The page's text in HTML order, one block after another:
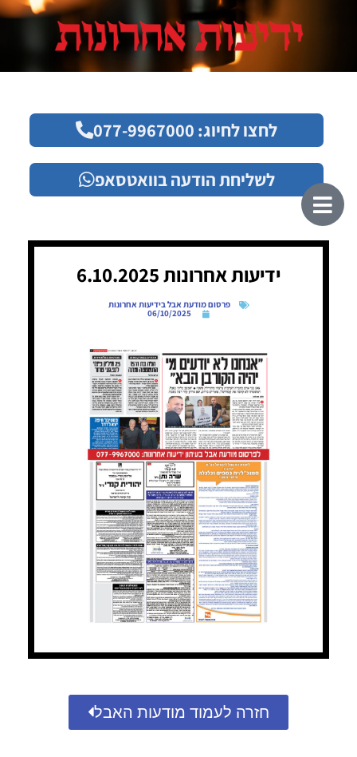
לחצו לחיוג: 077-9967000
לשליחת הודעה בוואטסאפ
ידיעות אחרונות 6.10.2025
פרסום מודעת אבל בידיעות אחרונות
06/10/2025
חזרה לעמוד מודעות האבל